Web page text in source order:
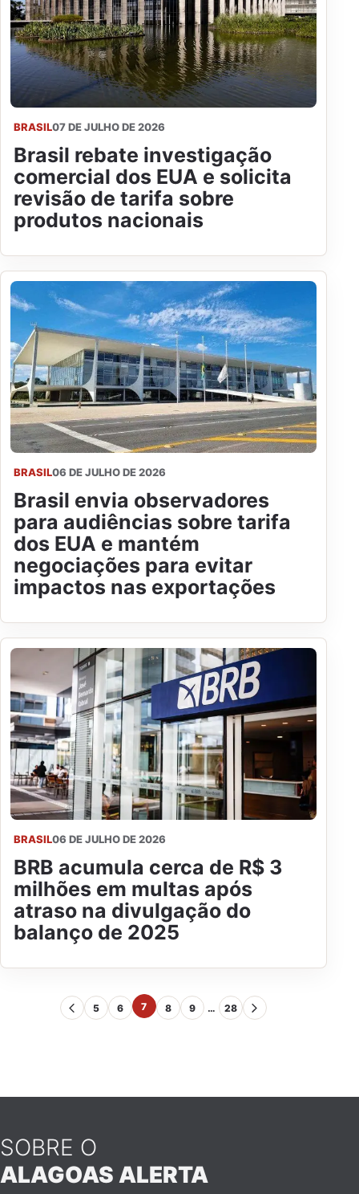
BRASIL07 DE JULHO DE 2026
Brasil rebate investigação
comercial dos EUA e solicita
revisão de tarifa sobre
produtos nacionais
BRASIL06 DE JULHO DE 2026
Brasil envia observadores
para audiências sobre tarifa
dos EUA e mantém
negociações para evitar
impactos nas exportações
BRASIL06 DE JULHO DE 2026
BRB acumula cerca de R$ 3
milhões em multas após
atraso na divulgação do
balanço de 2025
5 6 7 8 9 … 28
SOBRE O
ALAGOAS ALERTA